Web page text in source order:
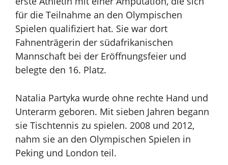
für die Teilnahme an den Olympischen
Spielen qualifiziert hat. Sie war dort
Fahnenträgerin der südafrikanischen
Mannschaft bei der Eröffnungsfeier und
belegte den 16. Platz.
Natalia Partyka wurde ohne rechte Hand und
Unterarm geboren. Mit sieben Jahren begann
sie Tischtennis zu spielen. 2008 und 2012,
nahm sie an den Olympischen Spielen in
Peking und London teil.